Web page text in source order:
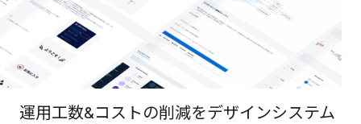
運用工数&コストの削減をデザインシステム